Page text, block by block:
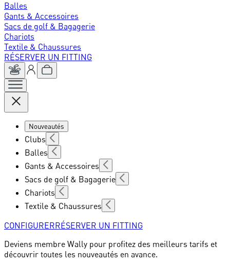
Balles
Gants & Accessoires
Sacs de golf & Bagagerie
Chariots
Textile & Chaussures
RÉSERVER UN FITTING
Nouveautés
Clubs
Balles
Gants & Accessoires
Sacs de golf & Bagagerie
Chariots
Textile & Chaussures
CONFIGURERRÉSERVER UN FITTING
Deviens membre Wally pour profitez des meilleurs tarifs et
découvrir toutes les nouveautés en avance.